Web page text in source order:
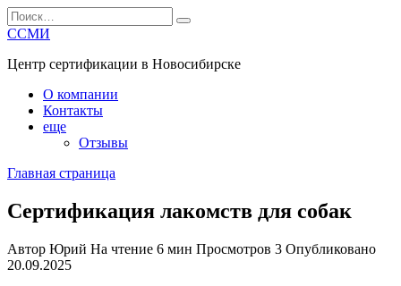
Перейти
к
Search
for:
ССМИ
Центр сертификации в Новосибирске
О компании
Контакты
еще
Отзывы
Главная страница
Сертификация лакомств для собак
Автор Юрий На чтение 6 мин Просмотров 3 Опубликовано
20.09.2025